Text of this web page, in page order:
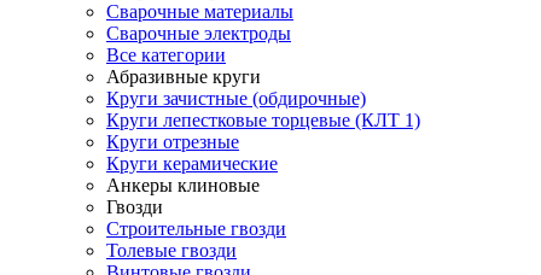
Сварочные материалы
Сварочные электроды
Все категории
Абразивные круги
Круги зачистные (обдирочные)
Круги лепестковые торцевые (КЛТ 1)
Круги отрезные
Круги керамические
Анкеры клиновые
Гвозди
Строительные гвозди
Толевые гвозди